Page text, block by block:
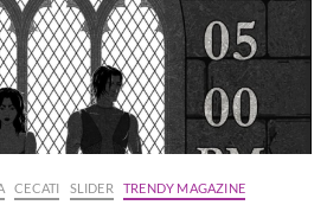
CECATI SLIDER TRENDY MAGAZINE